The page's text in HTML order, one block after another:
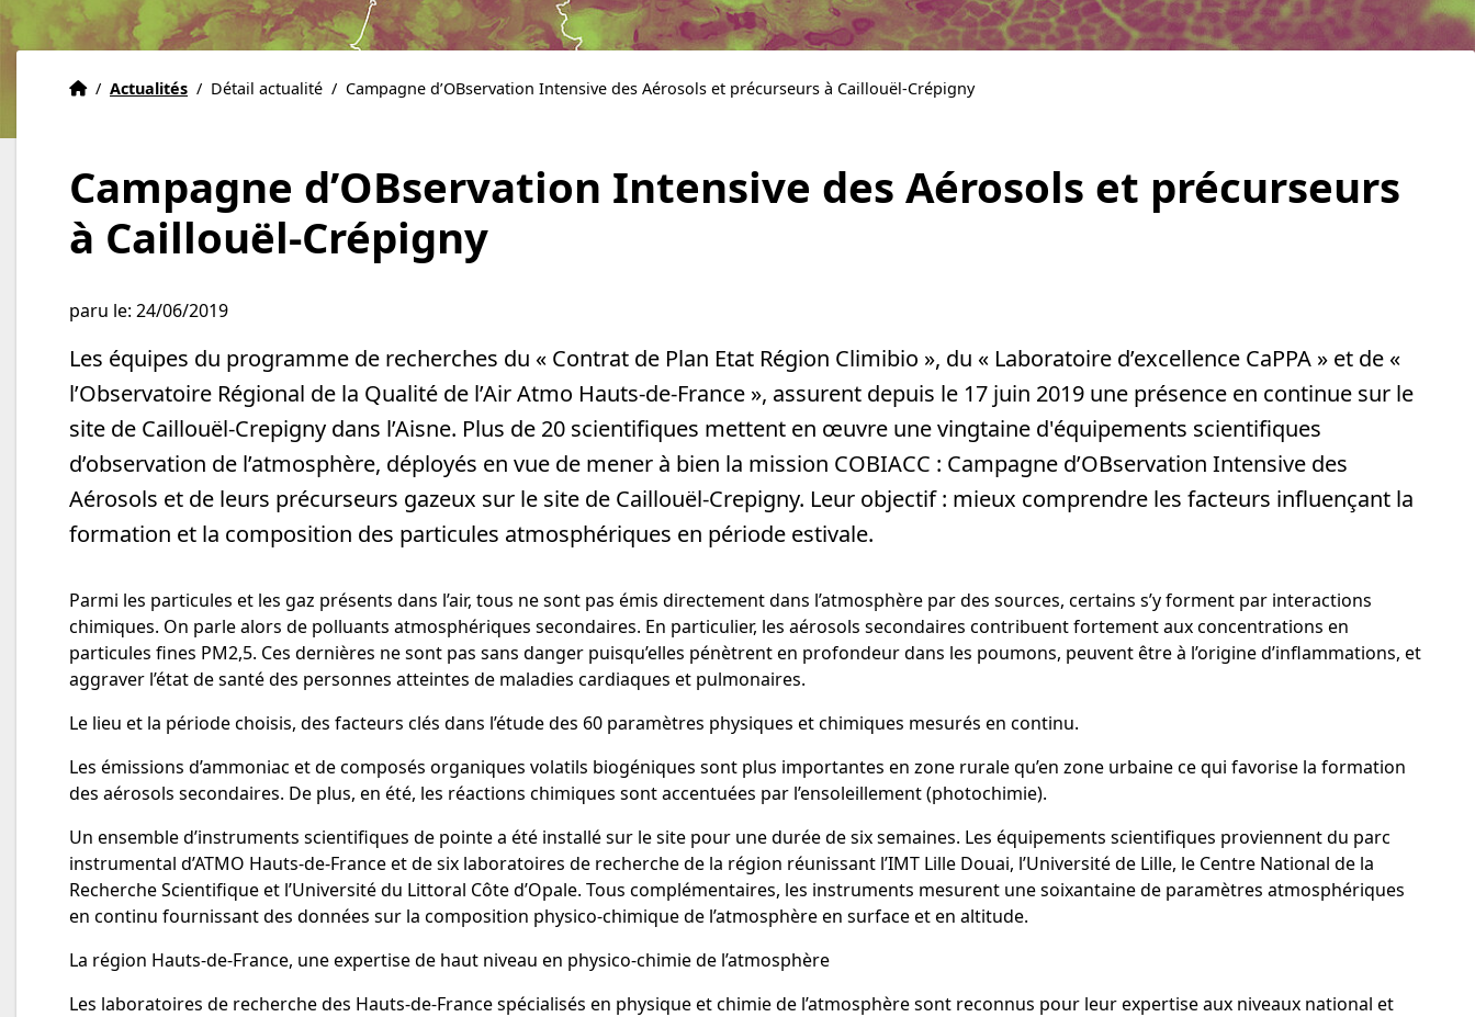
Accueil
Accueil
/ Actualités / Détail actualité / Campagne d’OBservation Intensive des Aérosols et précurseurs à Caillouël-Crépigny
Campagne d’OBservation Intensive des Aérosols et précurseurs
à Caillouël-Crépigny
paru le: 24/06/2019
Les équipes du programme de recherches du « Contrat de Plan Etat Région Climibio », du « Laboratoire d’excellence CaPPA » et de «
l’Observatoire Régional de la Qualité de l’Air Atmo Hauts-de-France », assurent depuis le 17 juin 2019 une présence en continue sur le
site de Caillouël-Crepigny dans l’Aisne. Plus de 20 scientifiques mettent en œuvre une vingtaine d'équipements scientifiques
d’observation de l’atmosphère, déployés en vue de mener à bien la mission COBIACC : Campagne d’OBservation Intensive des
Aérosols et de leurs précurseurs gazeux sur le site de Caillouël-Crepigny. Leur objectif : mieux comprendre les facteurs influençant la
formation et la composition des particules atmosphériques en période estivale.
Parmi les particules et les gaz présents dans l’air, tous ne sont pas émis directement dans l’atmosphère par des sources, certains s’y forment par interactions
chimiques. On parle alors de polluants atmosphériques secondaires. En particulier, les aérosols secondaires contribuent fortement aux concentrations en
particules fines PM2,5. Ces dernières ne sont pas sans danger puisqu’elles pénètrent en profondeur dans les poumons, peuvent être à l’origine d’inflammations, et
aggraver l’état de santé des personnes atteintes de maladies cardiaques et pulmonaires.
Le lieu et la période choisis, des facteurs clés dans l’étude des 60 paramètres physiques et chimiques mesurés en continu.
Les émissions d’ammoniac et de composés organiques volatils biogéniques sont plus importantes en zone rurale qu’en zone urbaine ce qui favorise la formation
des aérosols secondaires. De plus, en été, les réactions chimiques sont accentuées par l’ensoleillement (photochimie).
Un ensemble d’instruments scientifiques de pointe a été installé sur le site pour une durée de six semaines. Les équipements scientifiques proviennent du parc
instrumental d’ATMO Hauts-de-France et de six laboratoires de recherche de la région réunissant l’IMT Lille Douai, l’Université de Lille, le Centre National de la
Recherche Scientifique et l’Université du Littoral Côte d’Opale. Tous complémentaires, les instruments mesurent une soixantaine de paramètres atmosphériques
en continu fournissant des données sur la composition physico-chimique de l’atmosphère en surface et en altitude.
La région Hauts-de-France, une expertise de haut niveau en physico-chimie de l’atmosphère
Les laboratoires de recherche des Hauts-de-France spécialisés en physique et chimie de l’atmosphère sont reconnus pour leur expertise aux niveaux national et